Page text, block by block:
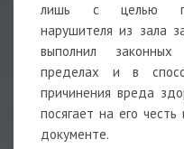
лишь с целью
нарушителя из зала
выполнил
пределах и в
причинения вреда
посягает на его честь
документе.